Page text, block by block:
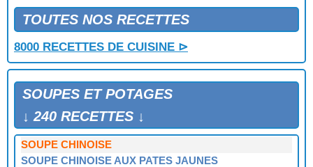
TOUTES NOS RECETTES
8000 RECETTES DE CUISINE ⊳
SOUPES ET POTAGES
↓ 240 RECETTES ↓
SOUPE AUX POIS ET AU LARD
SOUPE AUX POIS JAUNES
SOUPE AUX POMMES D'AMOUR
SOUPE AUX POMMES DE TERRE
SOUPE AUX PRIMEURS
SOUPE BRETONNE
SOUPE BULGARE AUX BOULETTES
SOUPE CAMPAGNARDE
SOUPE CHINOISE
SOUPE CHINOISE AUX PATES JAUNES